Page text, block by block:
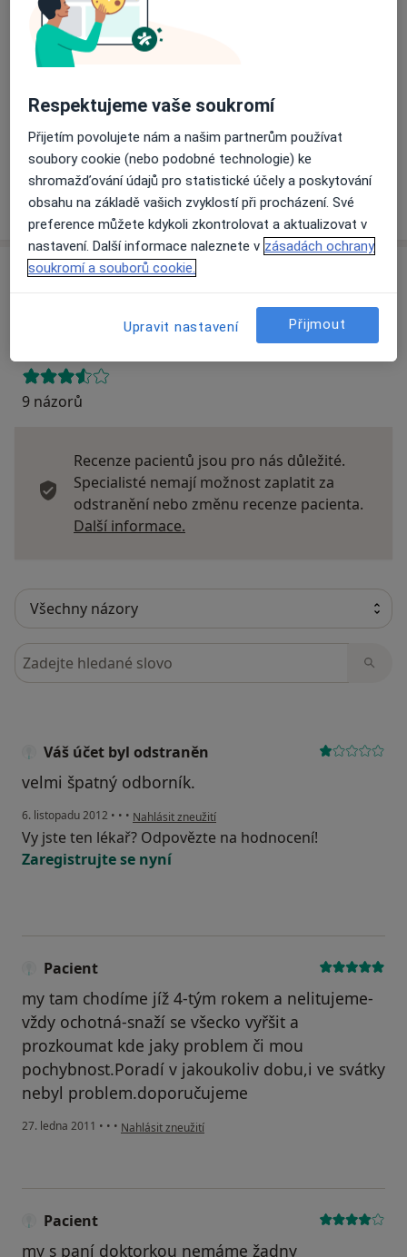
Dostupnost
Na této adrese online kalendář není aktivní
Co mám v takové situaci udělat?
Způsoby platby (soukromé návštěvy)
Na teto adrese lékař přijímá pacienty na pojišťovnu
Detaily
Víceo adrese
Názory
Přidejte svůj názor
9 názorů
Recenze pacientů jsou pro nás důležité.
Specialisté nemají možnost zaplatit za
odstranění nebo změnu recenze pacienta.
Další informace.
Hledejte v názorech
Váš účet byl odstraněn
velmi špatný odborník.
6. listopadu 2012 • • • podle názoru uživatele Váš účet byl odstraněn
Nahlásit zneužití
Vy jste ten lékař? Odpovězte na hodnocení!
Zaregistrujte se nyní
Pacient
my tam chodíme jíž 4-tým rokem a nelitujeme-
vždy ochotná-snaží se všecko vyřšit a
prozkoumat kde jaky problem či mou
pochybnost.Poradí v jakoukoliv dobu,i ve svátky
nebyl problem.doporučujeme
27. ledna 2011 • • • podle názoru uživatele Pacient
Nahlásit zneužití
Pacient
my s paní doktorkou nemáme žadny
Respektujeme vaše soukromí
Přijetím povolujete nám a našim partnerům používat
soubory cookie (nebo podobné technologie) ke
shromažďování údajů pro statistické účely a poskytování
obsahu na základě vašich zvyklostí při procházení. Své
preference můžete kdykoli zkontrolovat a aktualizovat v
nastavení. Další informace naleznete v zásadách ochrany
soukromí a souborů cookie.
Upravit nastavení Přijmout